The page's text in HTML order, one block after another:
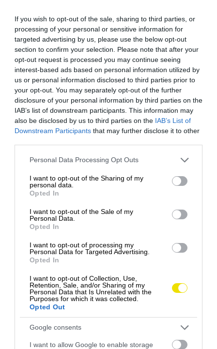
If you wish to opt-out of the sale, sharing to third parties, or
processing of your personal or sensitive information for
targeted advertising by us, please use the below opt-out
section to confirm your selection. Please note that after your
opt-out request is processed you may continue seeing
interest-based ads based on personal information utilized by
us or personal information disclosed to third parties prior to
your opt-out. You may separately opt-out of the further
disclosure of your personal information by third parties on the
IAB’s list of downstream participants. This information may
also be disclosed by us to third parties on the IAB’s List of
Downstream Participants that may further disclose it to other
Please note that this website/app uses one or more Google
not limited to your visit or usage behaviour. You may click to
grant or deny consent to Google and its third-party tags to
use your data for below specified purposes in below Google
consent section.
Personal Data Processing Opt Outs
I want to opt-out of the Sharing of my
personal data.
Opted In
I want to opt-out of the Sale of my
Personal Data.
Opted In
I want to opt-out of processing my
Personal Data for Targeted Advertising.
Opted In
I want to opt-out of Collection, Use,
Retention, Sale, and/or Sharing of my
Personal Data that Is Unrelated with the
Purposes for which it was collected.
Opted Out
Google consents
I want to allow Google to enable storage
Údolie Gran Rey, La Gomera, Kanárske
ostrovy, Španielsko
Čo môže byť lepšou alternatívou k španielskemu
ostrovu než ďalší španielsky ostrov? Kým na
Kanárskych ostrovochv poslednom období
prebiehali demonštrácie proti masovému turizmu,
najmenší z nich –La Gomera– si stále zachováva
svoju pokojnú a autentickú atmosféru.
Jeho najväčšou pýchou je všaknárodný park
Garajonay , zapísaný vzozname svetového
dedičstva UNESCO
, ktorý láka nekonečnými
možnosťami turistiky a objavovania prírody.
LLAFRANC, ŠPANIELSKO